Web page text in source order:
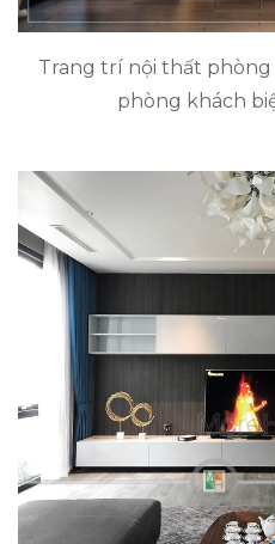
Trang trí nội thất phòng
phòng khách